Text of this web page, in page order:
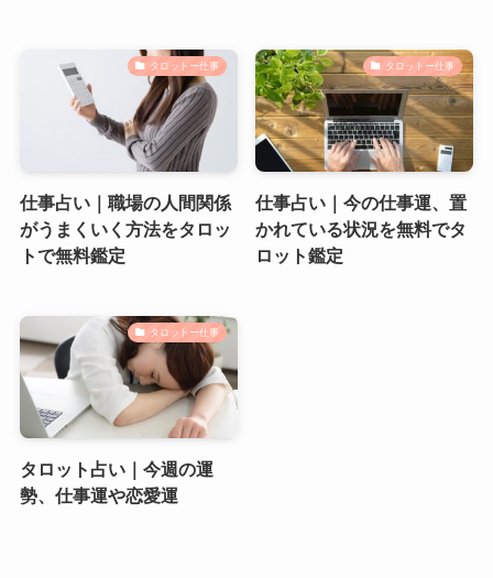
タロットー仕事
仕事占い｜職場の人間関係
がうまくいく方法をタロッ
トで無料鑑定
タロットー仕事
仕事占い｜今の仕事運、置
かれている状況を無料でタ
ロット鑑定
タロットー仕事
タロット占い｜今週の運
勢、仕事運や恋愛運